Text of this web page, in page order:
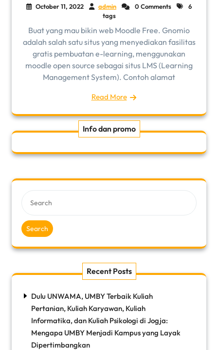
October 11, 2022 admin 0 Comments
6
tags
Buat yang mau bikin web Moodle Free. Gnomio
adalah salah satu situs yang menyediakan fasilitas
gratis pembuatan e-learning, menggunakan
moodle open source sebagai situs LMS (Learning
Management System). Contoh alamat
Read More
Info dan promo
Search
Recent Posts
Dulu UNWAMA, UMBY Terbaik Kuliah
Pertanian, Kuliah Karyawan, Kuliah
Informatika, dan Kuliah Psikologi di Jogja:
Mengapa UMBY Menjadi Kampus yang Layak
Dipertimbangkan